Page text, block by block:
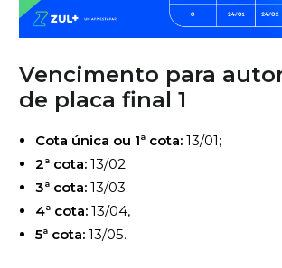
Vencimento para
de placa final 1
Cota única ou 1ª cota: 13/01;
2ª cota: 13/02;
3ª cota: 13/03;
4ª cota: 13/04,
5ª cota: 13/05.